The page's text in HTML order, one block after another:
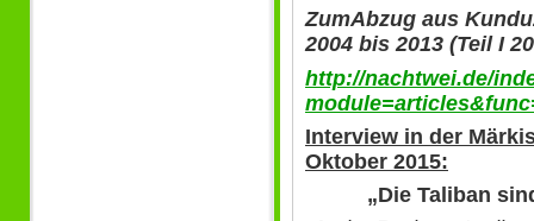
ZumAbzug aus
2004 bis 2013 (Teil I
http://nachtwei.de/
Interview in der
Oktober 2015:
„Die Taliban